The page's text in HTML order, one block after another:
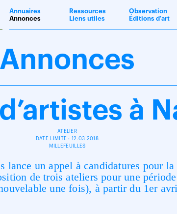
Annuaires
Annonces
Ressources
Liens utiles
Observation
Éditions d'art
Annonces
à
ATELIER
DATE LIMITE : 12.03.2018
MILLEFEUILLES
lance un appel à candidatures pour la
de trois ateliers pour une période
une fois), à partir du 1er